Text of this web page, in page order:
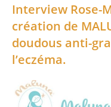
Interview Rose-
création de
doudous anti-
l’eczéma.